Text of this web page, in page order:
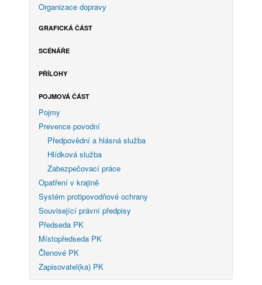
Organizace dopravy
GRAFICKÁ ČÁST
SCÉNÁŘE
PŘÍLOHY
POJMOVÁ ČÁST
Pojmy
Prevence povodní
Předpovědní a hlásná služba
Hlídková služba
Zabezpečovací práce
Opatření v krajině
Systém protipovodňové ochrany
Související právní předpisy
Předseda PK
Místopředseda PK
Členové PK
Zapisovatel(ka) PK